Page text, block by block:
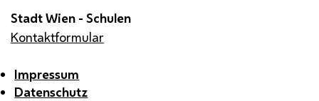
Stadt Wien - Schulen
Kontaktformular
Impressum
Datenschutz